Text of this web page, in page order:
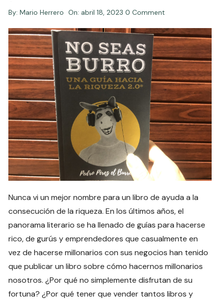
By: Mario Herrero On: abril 18, 2023 0 Comment
Nunca vi un mejor nombre para un libro de ayuda a la
consecución de la riqueza. En los últimos años, el
panorama literario se ha llenado de guías para hacerse
rico, de gurús y emprendedores que casualmente en
vez de hacerse millonarios con sus negocios han tenido
que publicar un libro sobre cómo hacernos millonarios
nosotros. ¿Por qué no simplemente disfrutan de su
fortuna? ¿Por qué tener que vender tantos libros y